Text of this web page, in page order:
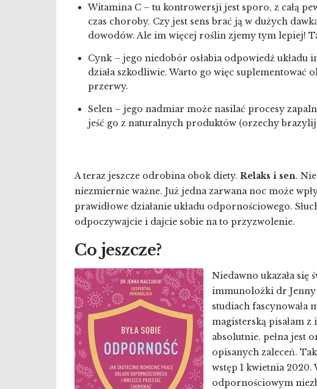
Witamina C – tu kontrowersji jest sporo, z całą
czas choroby. Czy jest sens brać ją w dużych
dowodów. Ale im więcej roślin zjemy tym lepiej!
Cynk – jego niedobór osłabia odpowiedź układu
działa szkodliwie. Warto go więc suplementować
przerwy.
Selen – jego nadmiar może nasilać procesy
jeść go z naturalnych produktów (orzechy
A teraz jeszcze odrobina obok diety. Relaks i sen.
niezmiernie ważne. Już jedna zarwana noc może
prawidłowe działanie układu odpornościowego.
odpoczywajcie i dajcie sobie na to przyzwolenie.
Co jeszcze?
Niedawno ukazała się
immunolożki dr
studiach fascynowała
magisterską pisałam
absolutnie. pełna jest
opisanych zaleceń.
wstęp 1 kwietnia 2020.
odpornościowym